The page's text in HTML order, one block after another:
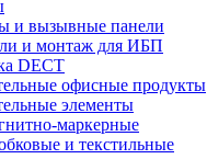
и вызывные панели
и монтаж для ИБП
DECT
офисные продукты
элементы
маркерные
и текстильные